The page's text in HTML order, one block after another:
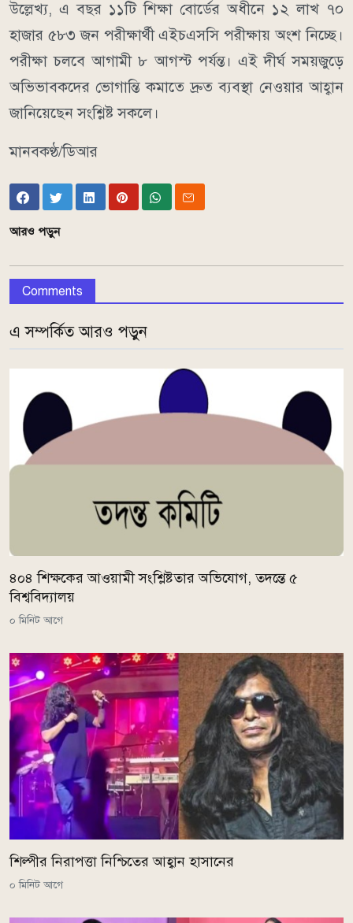
উল্লেখ্য, এ বছর ১১টি শিক্ষা বোর্ডের অধীনে ১২ লাখ ৭০
হাজার ৫৮৩ জন পরীক্ষার্থী এইচএসসি পরীক্ষায় অংশ নিচ্ছে।
পরীক্ষা চলবে আগামী ৮ আগস্ট পর্যন্ত। এই দীর্ঘ সময়জুড়ে
অভিভাবকদের ভোগান্তি কমাতে দ্রুত ব্যবস্থা নেওয়ার আহ্বান
জানিয়েছেন সংশ্লিষ্ট সকলে।
মানবকণ্ঠ/ডিআর
আরও পড়ুন
Comments
এ সম্পর্কিত আরও পড়ুন
৪০৪ শিক্ষকের আওয়ামী সংশ্লিষ্টতার অভিযোগ, তদন্তে ৫
বিশ্ববিদ্যালয়
০ মিনিট আগে
শিল্পীর নিরাপত্তা নিশ্চিতের আহ্বান হাসানের
০ মিনিট আগে